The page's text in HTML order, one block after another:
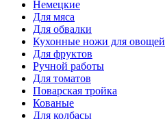
Немецкие
Для мяса
Для обвалки
Кухонные ножи для овощей
Для фруктов
Ручной работы
Для томатов
Поварская тройка
Кованые
Для колбасы